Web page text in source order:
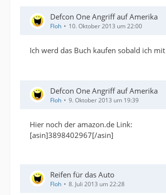
Defcon One Angriff auf Amerika
Floh 10. Oktober 2013 um 22:00
Ich werd das Buch kaufen sobald ich
Defcon One Angriff auf Amerika
Floh 9. Oktober 2013 um 19:39
Hier noch der amazon.de Link:
[asin]3898402967[/asin]
Reifen für das Auto
Floh 8. Juli 2013 um 22:28